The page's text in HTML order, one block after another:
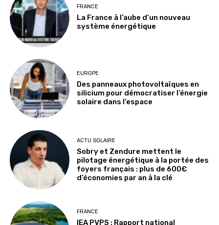
FRANCE
La France à l’aube d’un nouveau
système énergétique
EUROPE
Des panneaux photovoltaïques en
silicium pour démocratiser l’énergie
solaire dans l’espace
ACTU SOLAIRE
Sobry et Zendure mettent le
pilotage énergétique à la portée des
foyers français : plus de 600€
d’économies par an à la clé
FRANCE
IEA PVPS : Rapport national